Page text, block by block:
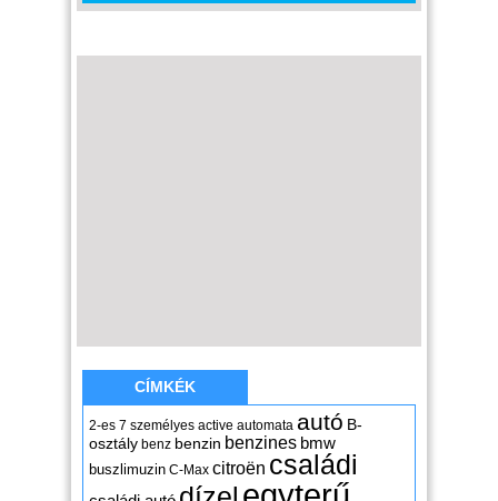
CÍMKÉK
2-es 7 személyes active automata autó B-
osztály benz benzin benzines bmw
buszlimuzin C-Max citroën családi